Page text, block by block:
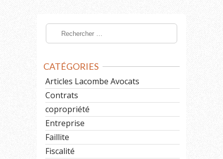
CATÉGORIES
Articles Lacombe Avocats
Contrats
copropriété
Entreprise
Faillite
Fiscalité